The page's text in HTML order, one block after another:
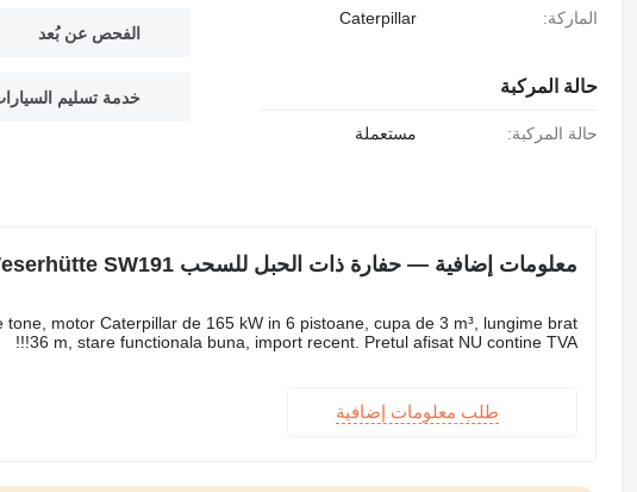
الماركة: Caterpillar
حالة المركبة
حالة المركبة: مستعملة
الفحص عن بُعد
خدمة تسليم
معلومات إضافية — حفارة ذات الحبل للسحب Weserhütte SW191
motor Caterpillar de 165 kW in 6 pistoane, cupa de 3 m³, lungime brat
36 m, stare functionala buna, import recent. Pretul afisat NU contine TVA!!!
طلب معلومات إضافية